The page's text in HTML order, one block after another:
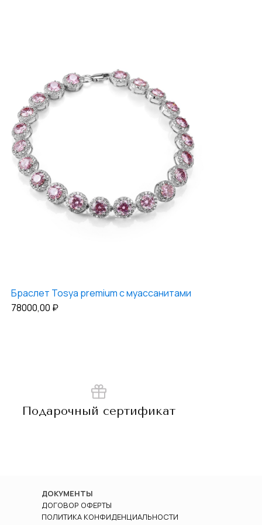
Браслет Tosya premium с муассанитами
78000,00 ₽
Подарочный сертификат
ДОКУМЕНТЫ
ДОГОВОР ОФЕРТЫ
ПОЛИТИКА КОНФИДЕНЦИАЛЬНОСТИ